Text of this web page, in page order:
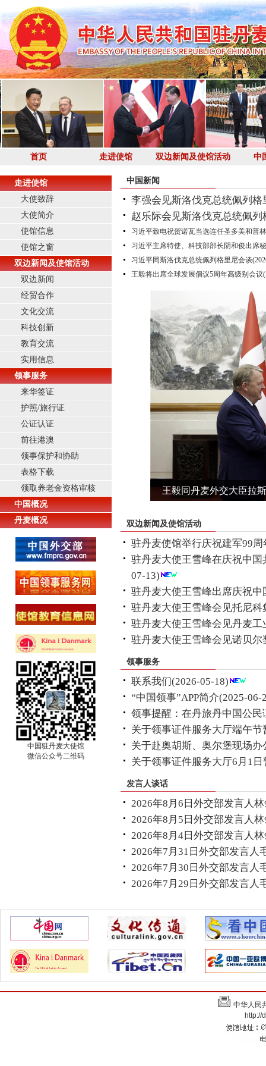
首页 走进使馆 双边新闻及使馆活动 中
走进使馆
大使致辞
大使简介
使馆信息
使馆之窗
双边新闻及使馆活动
双边新闻
经贸合作
文化交流
科技创新
教育交流
实用信息
领事服务
来华签证
护照/旅行证
公证认证
前往港澳
领事保护和协助
表格下载
领取养老金资格审核
中国概况
丹麦概况
中国驻丹麦大使馆
微信公众号二维码
中国新闻
李强会见斯洛伐克总统佩列格
赵乐际会见斯洛伐克总统佩列
习近平致电祝贺诺瓦当选连任圣多美和普
习近平主席特使、科技部部长阴和俊出席
习近平同斯洛伐克总统佩列格里尼会谈
王毅将出席全球发展倡议5周年高级别会议
王毅同丹麦外交大臣拉
驻丹麦大使王雪峰在庆
驻丹麦大使王雪峰出席
王雪峰大使到任拜会丹
驻丹麦大使王雪峰递交
双边新闻及使馆活动
驻丹麦使馆举行庆祝建军99周
驻丹麦大使王雪峰在庆祝中
07-13)
驻丹麦大使王雪峰出席庆祝
驻丹麦大使王雪峰会见托尼科
驻丹麦大使王雪峰会见丹麦
驻丹麦大使王雪峰会见诺贝
领事服务
联系我们(2026-05-18)
“中国领事”APP简介(2025-06-
领事提醒：在丹旅丹中国公民
关于领事证件服务大厅端午
关于赴奥胡斯、奥尔堡现场办
关于领事证件服务大厅6月1
发言人谈话
2026年8月6日外交部发言人
2026年8月5日外交部发言人
2026年8月4日外交部发言人
2026年7月31日外交部发言人
2026年7月30日外交部发言人
2026年7月29日外交部发言人
中华人民
http://